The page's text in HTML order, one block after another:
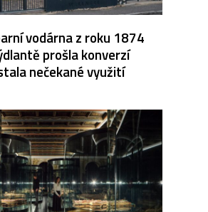
vodárna z roku 1874
prošla konverzí
nečekané využití